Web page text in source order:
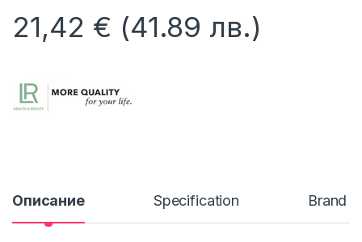
21,42 € (41.89 лв.)
Описание Specification Brand